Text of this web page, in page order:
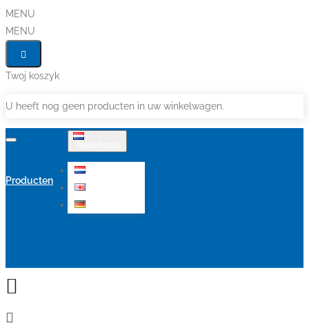
MENU
MENU
Twoj koszyk
U heeft nog geen producten in uw winkelwagen.
Producten